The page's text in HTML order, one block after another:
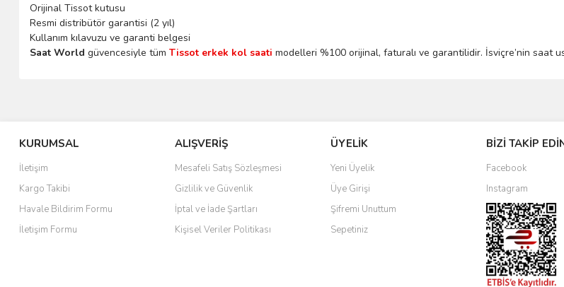
Orijinal Tissot kutusu
Resmi distribütör garantisi (2 yıl)
Kullanım kılavuzu ve garanti belgesi
Saat World güvencesiyle tüm Tissot erkek kol saati modelleri %100 orijinal, faturalı ve garantilidir. İsviçre’nin saat
KURUMSAL
İletişim
Kargo Takibi
Havale Bildirim Formu
İletişim Formu
ALIŞVERİŞ
Mesafeli Satış Sözleşmesi
Gizlilik ve Güvenlik
İptal ve İade Şartları
Kişisel Veriler Politikası
ÜYELİK
Yeni Üyelik
Üye Girişi
Şifremi Unuttum
Sepetiniz
BİZİ TAKİP
Facebook
Instagram